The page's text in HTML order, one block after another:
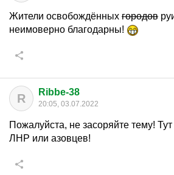
Жители освобождённых городов
неимоверно благодарны!
R Ribbe-38
20:05, 03.07.2022
Пожалуйста, не засоряйте тему!
ЛНР или азовцев!